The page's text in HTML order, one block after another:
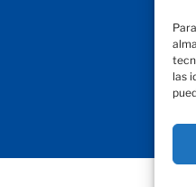
las